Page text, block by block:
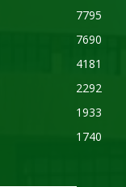
7795
7690
4181
2292
1933
1740